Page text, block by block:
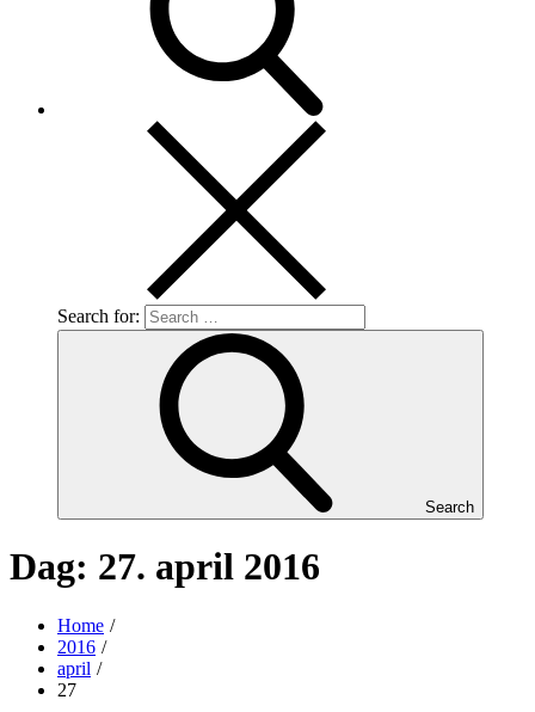
Search for:
Search
Dag: 27. april 2016
Home
2016
april
27